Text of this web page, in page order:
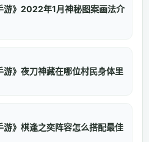
游》2022年1月神秘图案画法介
游》夜刀神藏在哪位村民身体里
游》棋逢之奕阵容怎么搭配最佳